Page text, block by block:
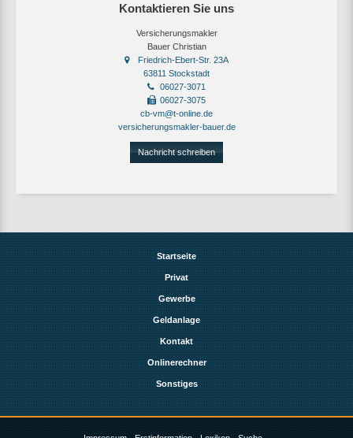
Kontaktieren Sie uns
Versicherungsmakler
Bauer Christian
Friedrich-Ebert-Str. 23A
63811 Stockstadt
06027-3071
06027-3075
cb-vm@t-online.de
versicherungsmakler-bauer.de
Nachricht schreiben
Startseite
Privat
Gewerbe
Geldanlage
Kontakt
Onlinerechner
Sonstiges